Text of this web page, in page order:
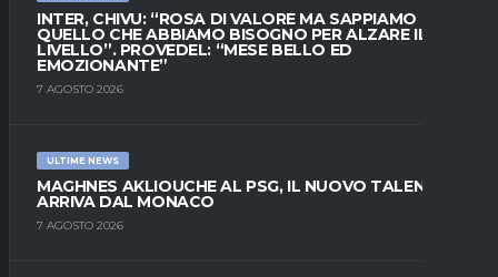
INTER, CHIVU: “ROSA DI VALORE MA SAPPIAMO
QUELLO CHE ABBIAMO BISOGNO PER ALZARE IL
LIVELLO”. PROVEDEL: “MESE BELLO ED
EMOZIONANTE”
7 AGOSTO 2026
ULTIME NEWS
MAGHNES AKLIOUCHE AL PSG, IL NUOVO TALENTO
ARRIVA DAL MONACO
7 AGOSTO 2026